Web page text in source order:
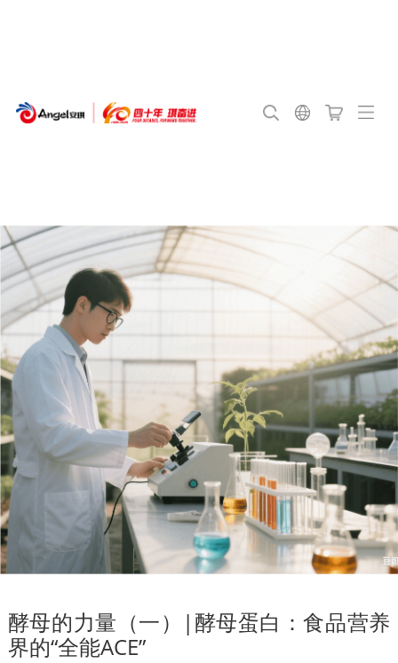
English Português
Español 日本語
Bahasa
Indonesia
Deutsch اللغة العربية Русский
酵母的力量（一）|酵母蛋白：食品营养
界的“全能ACE”